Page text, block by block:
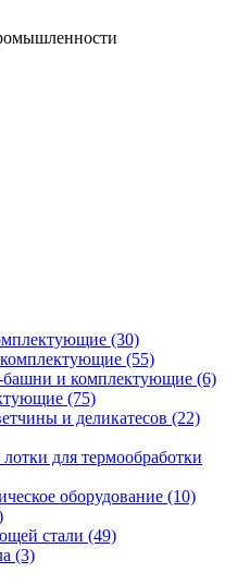
(30)
(55)
башни и комплектующие (6)
(75)
и деликатесов (22)
для термообработки
оборудование (10)
стали (49)
(3)